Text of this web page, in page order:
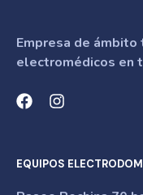
Empresa de
electromédicos en
EQUIPOS